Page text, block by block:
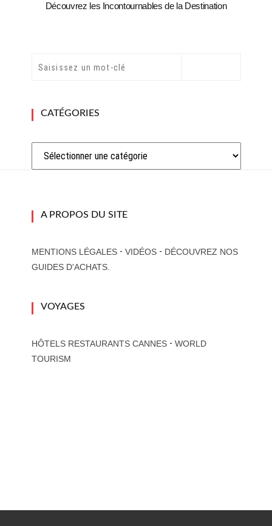
Découvrez les Incontournables de la Destination
CATÉGORIES
A PROPOS DU SITE
MENTIONS LÉGALES- VIDÉOS- DÉCOUVREZ NOS
GUIDES D'ACHATS.
VOYAGES
HÔTELS RESTAURANTS CANNES- WORLD
TOURISM